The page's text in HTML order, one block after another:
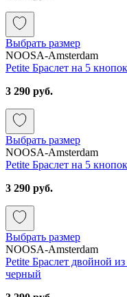
Выбрать размер
NOOSA-Amsterdam
Petite Браслет на 5
3 290 руб.
Выбрать размер
NOOSA-Amsterdam
Petite Браслет на 5
3 290 руб.
Выбрать размер
NOOSA-Amsterdam
Petite Браслет двойной
черный